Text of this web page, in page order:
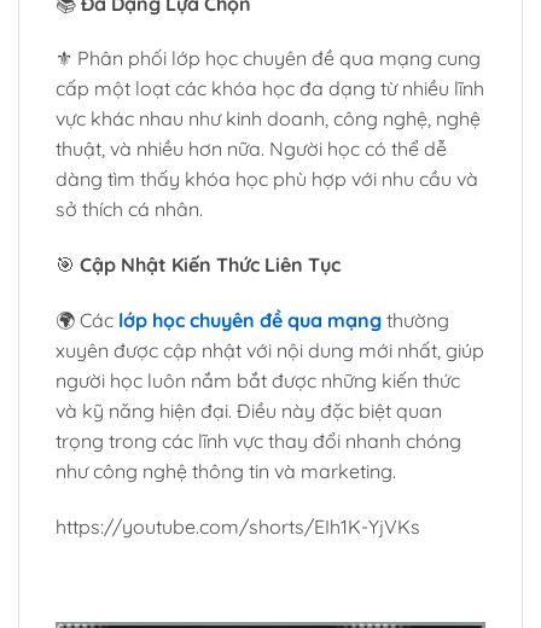
⚜️ Phân phối lớp học chuyên đề qua mạng cung
cấp một loạt các khóa học đa dạng từ nhiều lĩnh
vực khác nhau như kinh doanh, công nghệ, nghệ
thuật, và nhiều hơn nữa. Người học có thể dễ
dàng tìm thấy khóa học phù hợp với nhu cầu và
sở thích cá nhân.
🎯 Cập Nhật Kiến Thức Liên Tục
🌍 Các lớp học chuyên đề qua mạng thường
xuyên được cập nhật với nội dung mới nhất, giúp
người học luôn nắm bắt được những kiến thức
và kỹ năng hiện đại. Điều này đặc biệt quan
trọng trong các lĩnh vực thay đổi nhanh chóng
như công nghệ thông tin và marketing.
https://youtube.com/shorts/EIh1K-YjVKs